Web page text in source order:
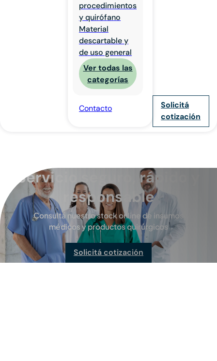
procedimientos
y quirófano
Material
descartable y
de uso general
Ver todas las
categorías
Contacto
Solicitá
cotización
Servicio seguro, rápido y
responsable
Consultá nuestro stock online de insumos
médicos y productos quirúrgicos
Solicitá cotización